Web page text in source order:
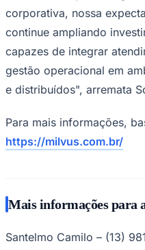
corporativa, nossa
continue ampliando
capazes de integrar
gestão operacional em
e distribuídos", arremata
Para mais informações,
https://milvus.com.br/
Mais informações para
Santelmo Camilo – (13)